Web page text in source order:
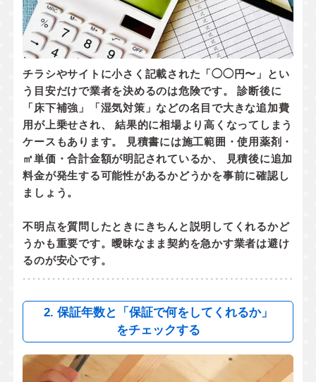
チラシやサイトに小さく記載された「◯◯円〜」とい
う目安だけで業者を決めるのは危険です。 診断後に
「床下補強」「湿気対策」などの名目で大きな追加費
用が上乗せされ、 結果的に相場より高くなってしまう
ケースもあります。 見積書には施工範囲・使用薬剤・
㎡単価・合計金額が明記されているか、
見積後に追加
料金が発生する可能性があるかどうかを事前に確認し
ましょう。
不明点を質問したときにきちんと説明してくれるかど
うかも重要です。曖昧なまま契約を急かす業者は避け
るのが安心です。
2. 保証年数と「保証で何をしてくれるか」
をチェックする